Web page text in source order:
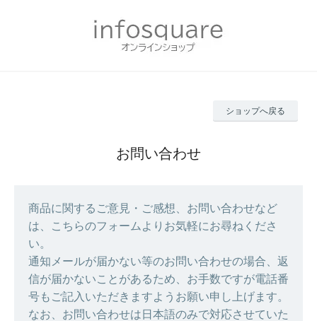
ショップへ戻る
お問い合わせ
商品に関するご意見・ご感想、お問い合わせなど
は、こちらのフォームよりお気軽にお尋ねくださ
い。
通知メールが届かない等のお問い合わせの場合、返
信が届かないことがあるため、お手数ですが電話番
号もご記入いただきますようお願い申し上げます。
なお、お問い合わせは日本語のみで対応させていた